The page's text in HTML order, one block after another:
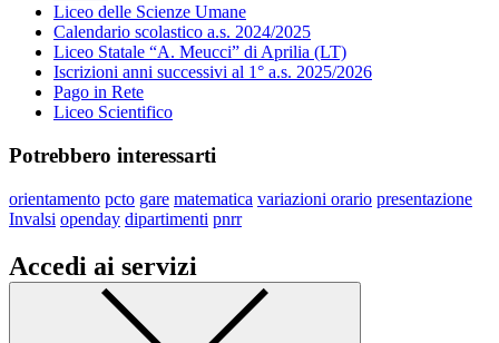
Liceo delle Scienze Umane
Calendario scolastico a.s. 2024/2025
Liceo Statale “A. Meucci” di Aprilia (LT)
Iscrizioni anni successivi al 1° a.s. 2025/2026
Pago in Rete
Liceo Scientifico
Potrebbero interessarti
orientamento pcto gare matematica variazioni orario presentazione
Invalsi openday dipartimenti pnrr
Accedi ai servizi